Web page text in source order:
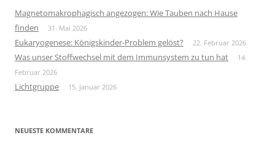
Magnetomakrophagisch angezogen: Wie Tauben nach Hause
finden
31. Mai 2026
Eukaryogenese: Königskinder-Problem gelöst? 22. Februar 2026
Was unser Stoffwechsel mit dem Immunsystem zu tun hat
14.
Februar 2026
Lichtgruppe 15. Januar 2026
NEUESTE KOMMENTARE